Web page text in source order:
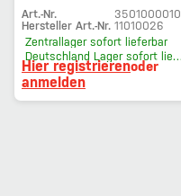
Art.-Nr.
3501000010
Hersteller Art.-Nr. 11010026
Zentrallager sofort lieferbar
Deutschland Lager sofort lieferbar
Hier registrierenoder
anmelden